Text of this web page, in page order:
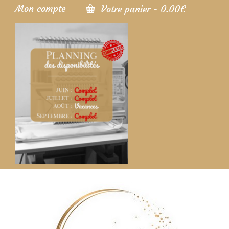
Mon compte Votre panier - 0.00€